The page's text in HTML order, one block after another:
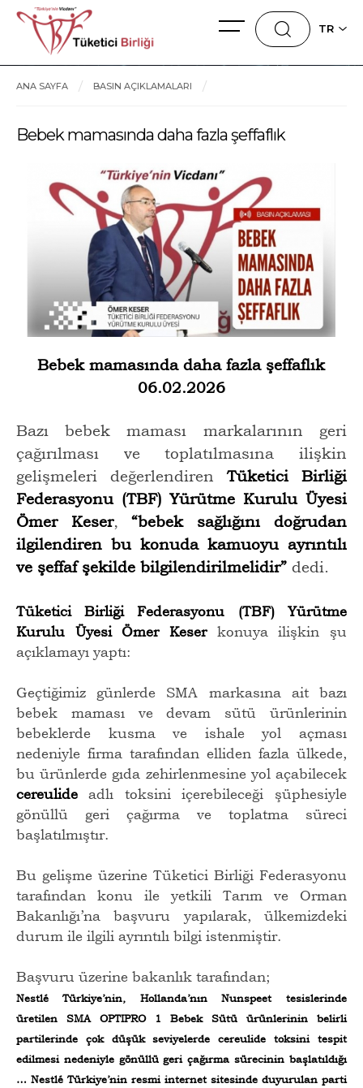
TR
ANA SAYFA BASIN AÇIKLAMALARI
Bebek mamasında daha fazla şeffaflık
Bebek mamasında daha fazla şeffaflık
Bebek mamasında daha fazla şeffaflık
06.02.2026
Bazı bebek maması markalarının geri
çağırılması ve toplatılmasına ilişkin
gelişmeleri değerlendirenTüketici Birliği
Federasyonu (TBF) Yürütme Kurulu Üyesi
Ömer Keser,“bebek sağlığını doğrudan
ilgilendiren bu konuda kamuoyu ayrıntılı
ve şeffaf şekilde bilgilendirilmelidir” dedi.
Tüketici Birliği Federasyonu (TBF) Yürütme
Kurulu Üyesi Ömer Keser konuya ilişkin şu
açıklamayı yaptı:
Geçtiğimiz günlerde SMA markasına ait bazı
bebek maması ve devam sütü ürünlerinin
bebeklerde kusma ve ishale yol açması
nedeniyle firma tarafından elliden fazla ülkede,
bu ürünlerde gıda zehirlenmesine yol açabilecek
cereulide adlı toksini içerebileceği şüphesiyle
gönüllü geri çağırma ve toplatma süreci
başlatılmıştır.
Bu gelişme üzerine Tüketici Birliği Federasyonu
tarafından konu ile yetkili Tarım ve Orman
Bakanlığı’na başvuru yapılarak, ülkemizdeki
durum ile ilgili ayrıntılı bilgi istenmiştir.
Başvuru üzerine bakanlık tarafından;
Nestlé Türkiye’nin, Hollanda’nın Nunspeet tesislerinde
üretilen SMA OPTIPRO 1 Bebek Sütü ürünlerinin belirli
partilerinde çok düşük seviyelerde cereulide toksini tespit
edilmesi nedeniyle gönüllü geri çağırma sürecinin başlatıldığı
… Nestlé Türkiye’nin resmi internet sitesinde duyurulan parti